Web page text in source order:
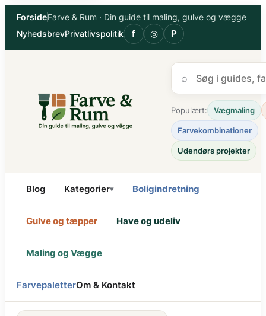
Spring
ForsideFarve & Rum · Din guide til maling, gulve og vægge
NyhedsbrevPrivatlivspolitik f ◎ P
⌕
Populært: Vægmaling
Farvekombinationer
Udendørs projekter
Blog Kategorier▾ Boligindretning
Gulve og tæpper Have og udeliv
Maling og Vægge
FarvepaletterOm & Kontakt